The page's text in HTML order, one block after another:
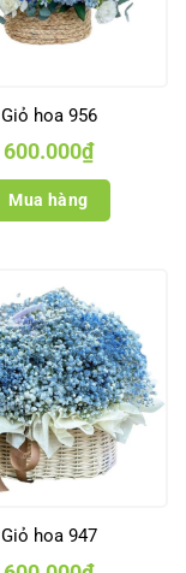
Giỏ hoa 956
600.000₫
Mua hàng
Giỏ hoa 947